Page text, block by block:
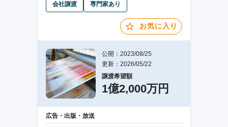
会社譲渡 専門家あり
お気に入り
公開：2023/08/25
更新：2026/05/22
譲渡希望額
1億2,000万円
広告・出版・放送